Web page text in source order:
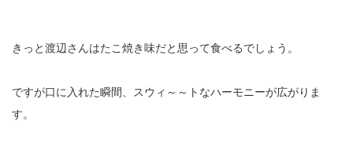
きっと渡辺さんはたこ焼き味だと思って食べるでしょう。
ですが口に入れた瞬間、スウィ～～トなハーモニーが広がりま
す。